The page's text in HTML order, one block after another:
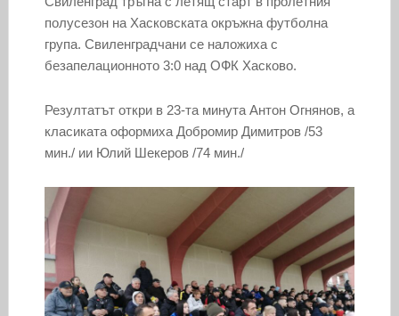
полусезон на Хасковската окръжна футболна
група. Свиленградчани се наложиха с
безапелационното 3:0 над ОФК Хасково.
Резултатът откри в 23-та минута Антон Огнянов, а
класиката оформиха Добромир Димитров /53
мин./ ии Юлий Шекеров /74 мин./